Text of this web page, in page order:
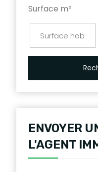
Surface m²
ENVOYER
L'AGENT